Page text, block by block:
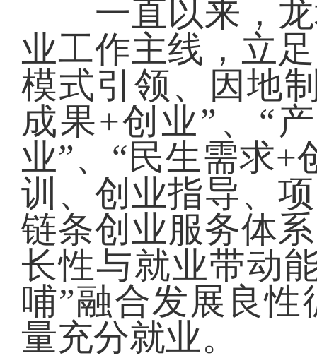
一直以来，龙
业工作主线，立
模式引领、因地
成果+创业”、“
业”、“民生需求+
训、创业指导、
链条创业服务体
长性与就业带动
哺”融合发展良
量充分就业。